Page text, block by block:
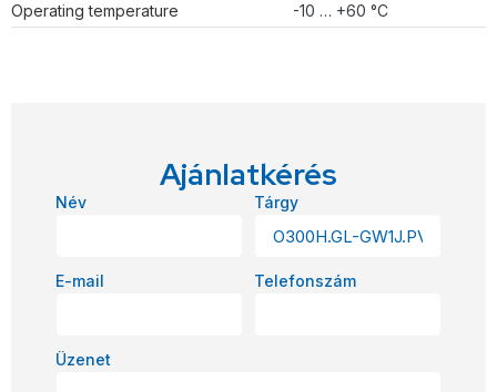
Operating temperature
-10 … +60 °C
Ajánlatkérés
Név Tárgy
E-mail Telefonszám
Üzenet